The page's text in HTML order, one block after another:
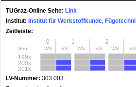
TUGraz-Online Seite: Link
Institut: Institut für Werkstoffkunde,
Zeitleiste:
0
1 2
Sem. WS SS WS SS WS SS
199x
200x
201x
LV-Nummer: 303.003